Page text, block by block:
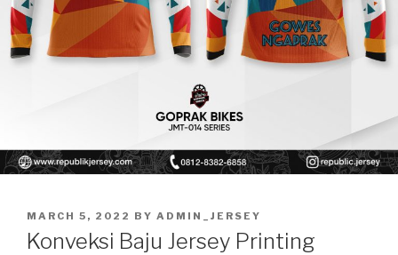
POSTED
ON
MARCH 5, 2022 BY ADMIN_JERSEY
Konveksi Baju Jersey Printing